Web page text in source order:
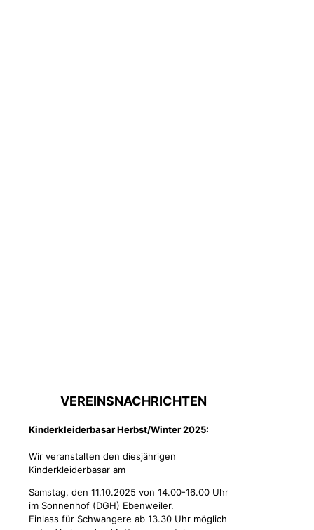
VEREINSNACHRICHTEN
Kinderkleiderbasar Herbst/Winter 2025:
Wir veranstalten den diesjährigen
Kinderkleiderbasar am
Samstag, den 11.10.2025 von 14.00-16.00 Uhr
im Sonnenhof (DGH) Ebenweiler.
Einlass für Schwangere ab 13.30 Uhr möglich